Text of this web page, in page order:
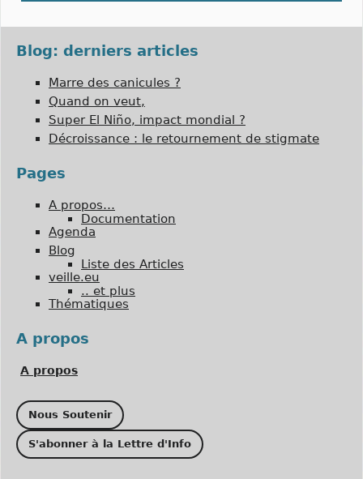
Blog: derniers articles
Marre des canicules ?
Quand on veut,
Super El Niño, impact mondial ?
Décroissance : le retournement de stigmate
Pages
A propos…
Documentation
Agenda
Blog
Liste des Articles
veille.eu
.. et plus
Thématiques
A propos
A propos
Nous Soutenir
S'abonner à la Lettre d'Info